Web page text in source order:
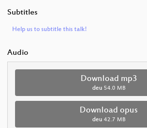
Subtitles
Help us to subtitle this talk!
Audio
Download mp3
deu 54.0 MB
Download opus
deu 42.7 MB